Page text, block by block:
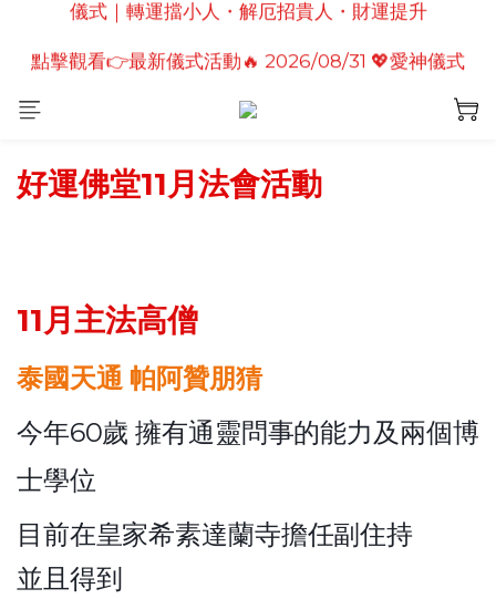
點擊觀看👉最新儀式活動🔥2026/08/19 💗2026七夕
情定善緣桃花燈｜泰國高僧祈願點燈儀式
點擊觀看👉最新儀式活動🔥 2026/08/31 💖愛神儀式
｜增強人緣魅力・感情和合・招正緣桃花
點擊觀看👉最新儀式活動🔥2026/08/19 💗2026七夕
好運佛堂11月法會活動
11月主法高僧
泰國天通 帕阿贊朋猜
今年60歲 擁有通靈問事的能力及兩個博
士學位
目前在皇家希素達蘭寺擔任副住持
並且得到